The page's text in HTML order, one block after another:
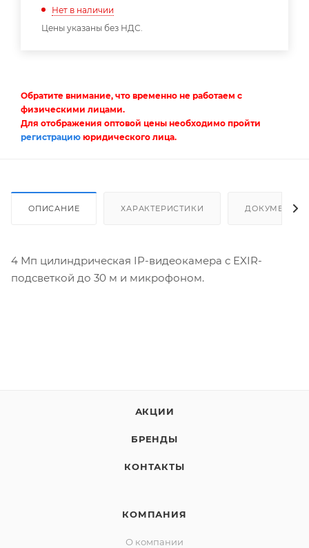
Нет в наличии
Цены указаны без НДС.
Обратите внимание, что временно не работаем с
физическими лицами.
Для отображения оптовой цены необходимо пройти
регистрацию юридического лица.
ОПИСАНИЕ ХАРАКТЕРИСТИКИ ДОКУМЕНТЫ
4 Мп цилиндрическая IP-видеокамера с EXIR-
подсветкой до 30 м и микрофоном.
АКЦИИ
БРЕНДЫ
КОНТАКТЫ
КОМПАНИЯ
О компании